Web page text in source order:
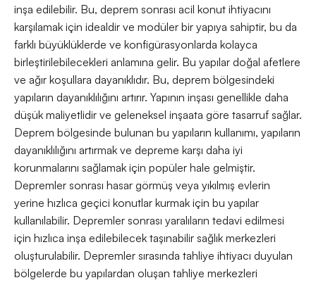
inşa edilebilir. Bu, deprem sonrası acil konut ihtiyacını
karşılamak için idealdir ve modüler bir yapıya sahiptir, bu da
farklı büyüklüklerde ve konfigürasyonlarda kolayca
birleştirilebilecekleri anlamına gelir. Bu yapılar doğal afetlere
ve ağır koşullara dayanıklıdır. Bu, deprem bölgesindeki
yapıların dayanıklılığını artırır. Yapının inşası genellikle daha
düşük maliyetlidir ve geleneksel inşaata göre tasarruf sağlar.
Deprem bölgesinde bulunan bu yapıların kullanımı, yapıların
dayanıklılığını artırmak ve depreme karşı daha iyi
korunmalarını sağlamak için popüler hale gelmiştir.
Depremler sonrası hasar görmüş veya yıkılmış evlerin
yerine hızlıca geçici konutlar kurmak için bu yapılar
kullanılabilir. Depremler sonrası yaralıların tedavi edilmesi
için hızlıca inşa edilebilecek taşınabilir sağlık merkezleri
oluşturulabilir. Depremler sırasında tahliye ihtiyacı duyulan
bölgelerde bu yapılardan oluşan tahliye merkezleri